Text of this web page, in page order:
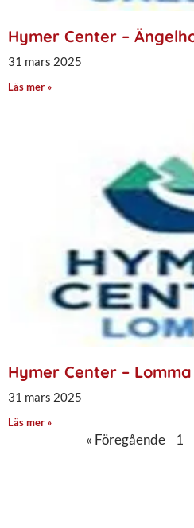
Hymer Center –
31 mars 2025
Läs mer »
Hymer Center – Lomma
31 mars 2025
Läs mer »
« Föregående 1